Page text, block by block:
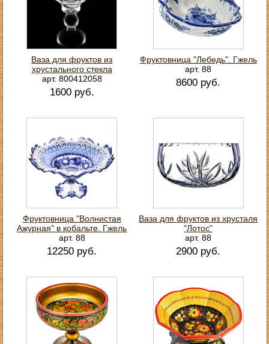
Ваза для фруктов из
хрустального стекла
арт. 800412058
1600 руб.
Фруктовница "Лебедь". Гжель
арт. 88
8600 руб.
Фруктовница "Волнистая
Ажурная" в кобальте. Гжель
арт. 88
12250 руб.
Ваза для фруктов из хрусталя
"Лотос"
арт. 88
2900 руб.